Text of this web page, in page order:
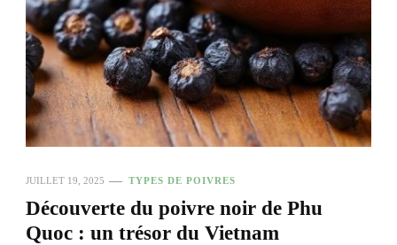
JUILLET 19, 2025 TYPES DE POIVRES
Découverte du poivre noir de Phu
Quoc : un trésor du Vietnam